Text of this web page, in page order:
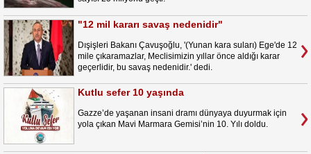
"12 mil kararı savaş nedenidir"
Dışişleri Bakanı Çavuşoğlu, '(Yunan kara suları) Ege'de 12
mile çıkaramazlar, Meclisimizin yıllar önce aldığı karar
geçerlidir, bu savaş nedenidir.' dedi.
Kutlu sefer 10 yaşında
Gazze’de yaşanan insani dramı dünyaya duyurmak için
yola çıkan Mavi Marmara Gemisi’nin 10. Yılı doldu.